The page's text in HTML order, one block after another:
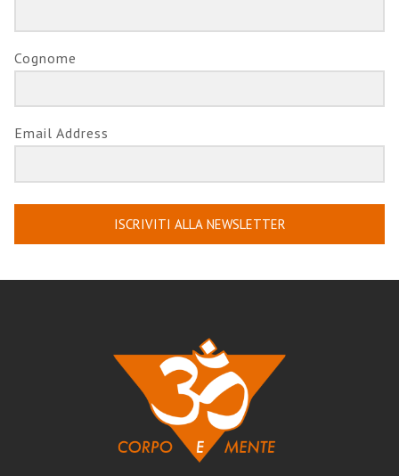
Cognome
Email Address
ISCRIVITI ALLA NEWSLETTER